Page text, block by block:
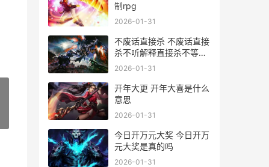
制rpg
2026-01-31
不废话直接杀 不废话直接
杀不听解释直接杀不等说
话直接杀
2026-01-31
开年大更 开年大喜是什么
意思
2026-01-31
今日开万元大奖 今日开万
元大奖是真的吗
2026-01-31